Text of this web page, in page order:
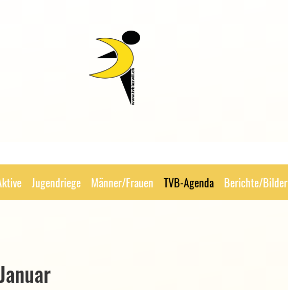
Jugendriege Männer/Frauen TVB-Agenda Berichte/Bilder